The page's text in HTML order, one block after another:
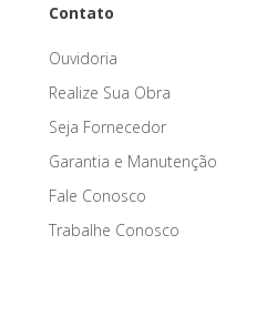
Contato
Ouvidoria
Realize Sua Obra
Seja Fornecedor
Garantia e Manutenção
Fale Conosco
Trabalhe Conosco